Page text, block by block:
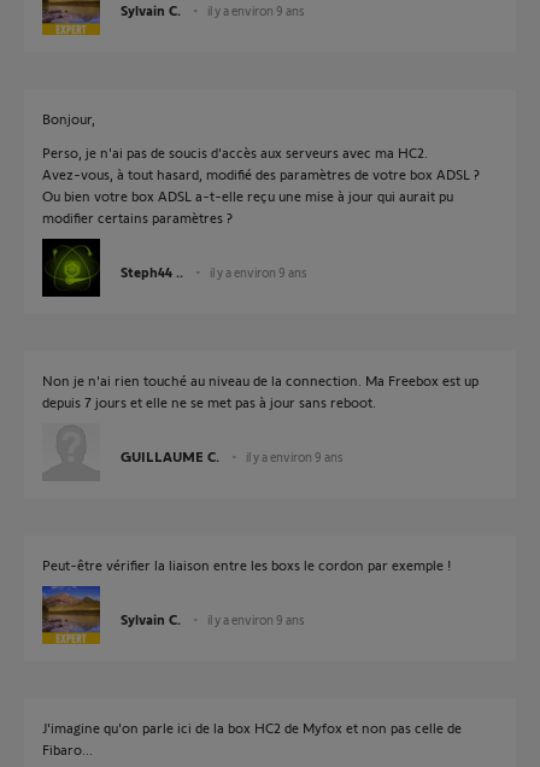
Sylvain C. il y a environ 9 ans
Bonjour,
Perso, je n'ai pas de soucis d'accès aux serveurs avec ma HC2.
Avez-vous, à tout hasard, modifié des paramètres de votre box ADSL ?
Ou bien votre box ADSL a-t-elle reçu une mise à jour qui aurait pu
modifier certains paramètres ?
Steph44 .. il y a environ 9 ans
Non je n'ai rien touché au niveau de la connection. Ma Freebox est up
depuis 7 jours et elle ne se met pas à jour sans reboot.
GUILLAUME C. il y a environ 9 ans
Peut-être vérifier la liaison entre les boxs le cordon par exemple !
Sylvain C. il y a environ 9 ans
J'imagine qu'on parle ici de la box HC2 de Myfox et non pas celle de
Fibaro...